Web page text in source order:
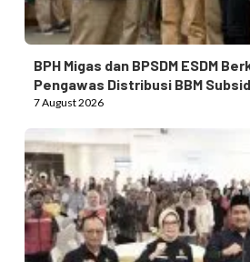
BPH Migas dan BPSDM ESDM
Pengawas Distribusi BBM
7 August 2026